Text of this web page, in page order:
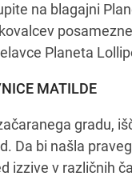
na blagajni
Planeta
MATILDE
gradu,
Da bi našla
izzive v različnih